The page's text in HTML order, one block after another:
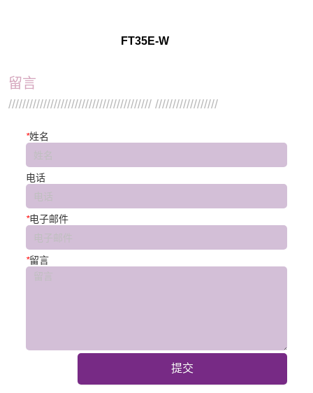
FT35E-W
留言
///////////////////////////////////////// //////////////////
*姓名
电话
*电子邮件
*留言
提交